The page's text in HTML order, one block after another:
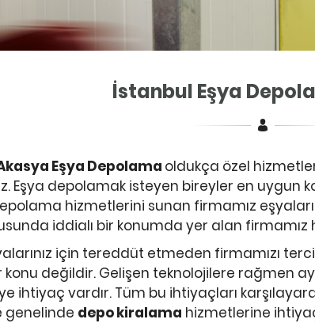
İstanbul Eşya
Eşya Depolama oldukça özel
Eşya depolamak isteyen bireyler en uygun
hizmetlerini sunan firmamız
iddialı bir konumda yer alan
için tereddüt etmeden firmamızı
değildir. Gelişen teknolojilere rağmen
ihtiyaç vardır. Tüm bu ihtiyaçları
genelinde depo kiralama hizmetlerine